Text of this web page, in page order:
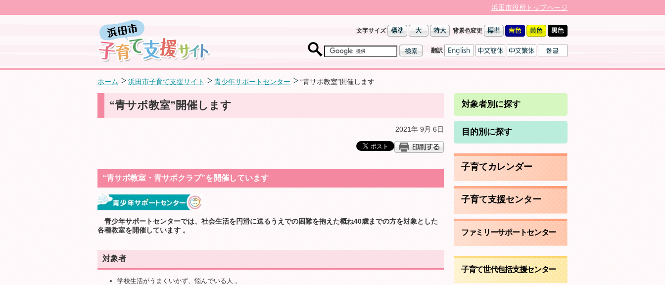
浜田市役所トップページ
文字サイズ 背景色変更
翻訳
ホーム 浜田市子育て支援サイト 青少年サポートセンター “青サポ教室”開催します
“青サポ教室”開催します
2021年 9月 6日
“青サポ教室・青サポクラブ”を開催しています
青少年サポートセンターでは、社会生活を円滑に送るうえでの困難を抱えた概ね40歳までの方を対象とした
各種教室を開催しています 。
対象者
学校生活がうまくいかず、悩んでいる人 。
対象者別に探す
目的別に探す
子育てカレンダー
子育て支援センター
ファミリーサポートセンター
子育て世代包括支援センター